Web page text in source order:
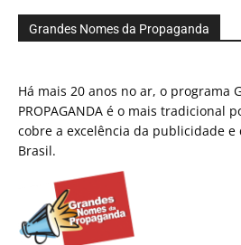
Grandes Nomes da Propaganda
Há mais 20 anos no ar, o programa
PROPAGANDA é o mais tradicional
cobre a excelência da publicidade e
Brasil.